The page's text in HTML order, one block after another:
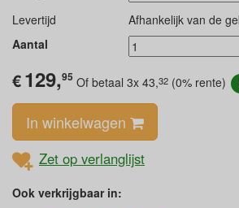
Levertijd
Afhankelijk van de
Aantal
€129,95 Of betaal 3x 43,32 (0% rente)
In winkelwagen
Zet op verlanglijst
Ook verkrijgbaar in: